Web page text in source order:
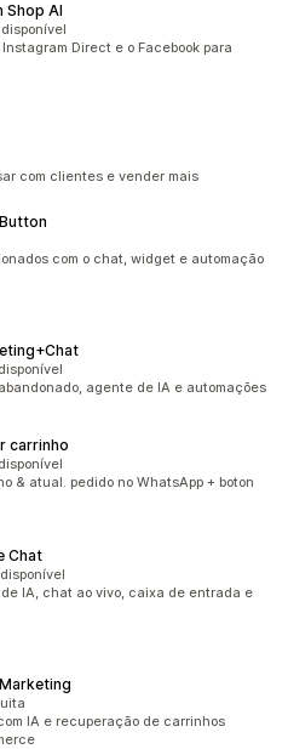
Shop AI
Direct e o Facebook para
com clientes e vender mais
com o chat, widget e automação
agente de IA e automações
carrinho
& atual. pedido no WhatsApp + boton
Chat
IA, chat ao vivo, caixa de entrada e
IA e recuperação de carrinhos